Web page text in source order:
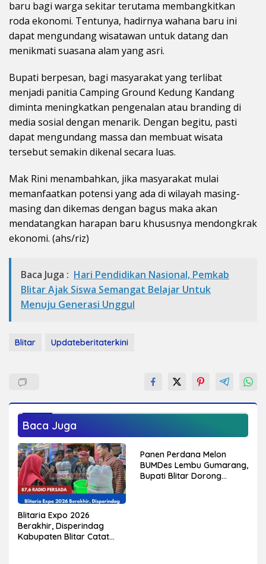
baru bagi warga sekitar terutama membangkitkan
roda ekonomi. Tentunya, hadirnya wahana baru ini
dapat mengundang wisatawan untuk datang dan
menikmati suasana alam yang asri.
Bupati berpesan, bagi masyarakat yang terlibat
menjadi panitia Camping Ground Kedung Kandang
diminta meningkatkan pengenalan atau branding di
media sosial dengan menarik. Dengan begitu, pasti
dapat mengundang massa dan membuat wisata
tersebut semakin dikenal secara luas.
Mak Rini menambahkan, jika masyarakat mulai
memanfaatkan potensi yang ada di wilayah masing-
masing dan dikemas dengan bagus maka akan
mendatangkan harapan baru khususnya mendongkrak
ekonomi. (ahs/riz)
Baca Juga : Hari Pendidikan Nasional, Pemkab
Blitar Ajak Siswa Semangat Belajar Untuk
Menuju Generasi Unggul
Blitar Updateberitaterkini
Baca Juga
Blitaria Expo 2026
Berakhir, Disperindag
Kabupaten Blitar Catat
Panen Perdana Melon
BUMDes Lembu Gumarang,
Bupati Blitar Dorong